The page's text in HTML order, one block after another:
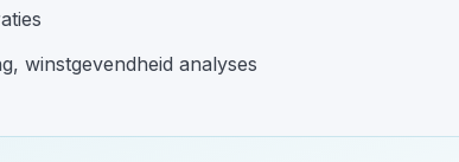
winstgevendheid analyses